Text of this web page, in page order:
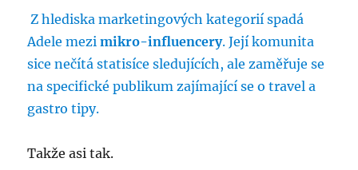
Z hlediska marketingových kategorií spadá
Adele mezimikro-influencery. Její komunita
sice nečítá statisíce sledujících, ale zaměřuje se
na specifické publikum zajímající se o travel a
gastro tipy.
Takže asi tak.